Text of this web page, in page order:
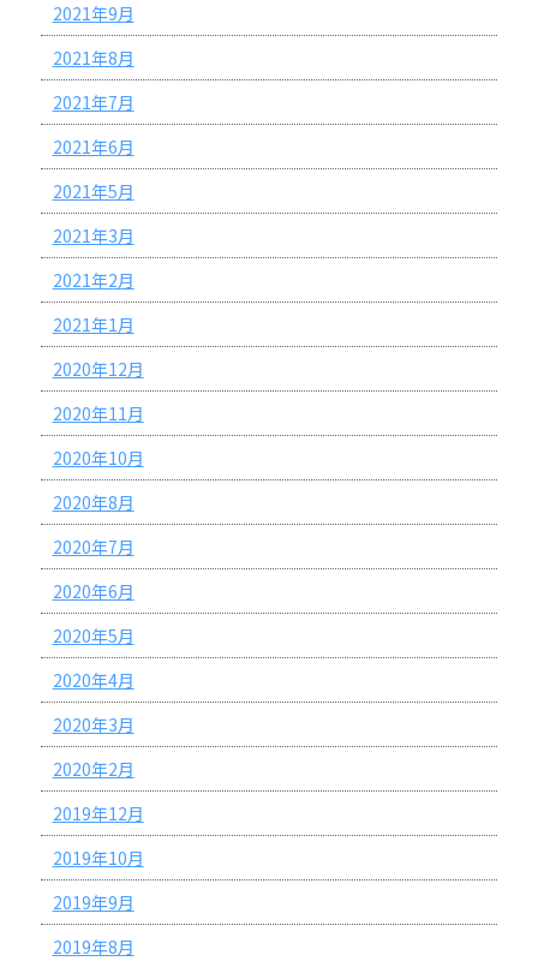
2021年9月
2021年8月
2021年7月
2021年6月
2021年5月
2021年3月
2021年2月
2021年1月
2020年12月
2020年11月
2020年10月
2020年8月
2020年7月
2020年6月
2020年5月
2020年4月
2020年3月
2020年2月
2019年12月
2019年10月
2019年9月
2019年8月